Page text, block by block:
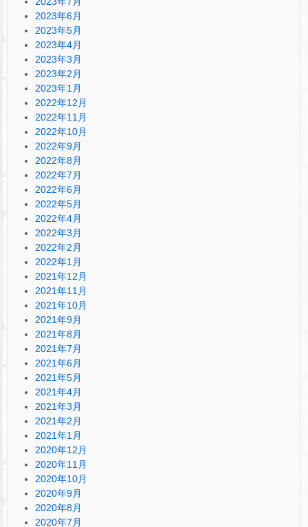
2023年6月
2023年5月
2023年4月
2023年3月
2023年2月
2023年1月
2022年12月
2022年11月
2022年10月
2022年9月
2022年8月
2022年7月
2022年6月
2022年5月
2022年4月
2022年3月
2022年2月
2022年1月
2021年12月
2021年11月
2021年10月
2021年9月
2021年8月
2021年7月
2021年6月
2021年5月
2021年4月
2021年3月
2021年2月
2021年1月
2020年12月
2020年11月
2020年10月
2020年9月
2020年8月
2020年7月